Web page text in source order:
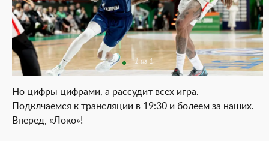
1 из 1
Но цифры цифрами, а рассудит всех игра.
Подклчаемся к трансляции в 19:30 и болеем за наших.
Вперёд, «Локо»!